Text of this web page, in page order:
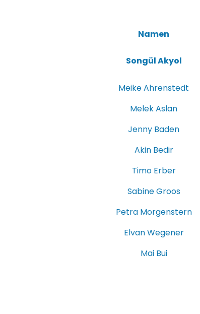
Namen
Songül Akyol
Meike Ahrenstedt
Melek Aslan
Jenny Baden
Akin Bedir
Timo Erber
Sabine Groos
Petra Morgenstern
Elvan Wegener
Mai Bui